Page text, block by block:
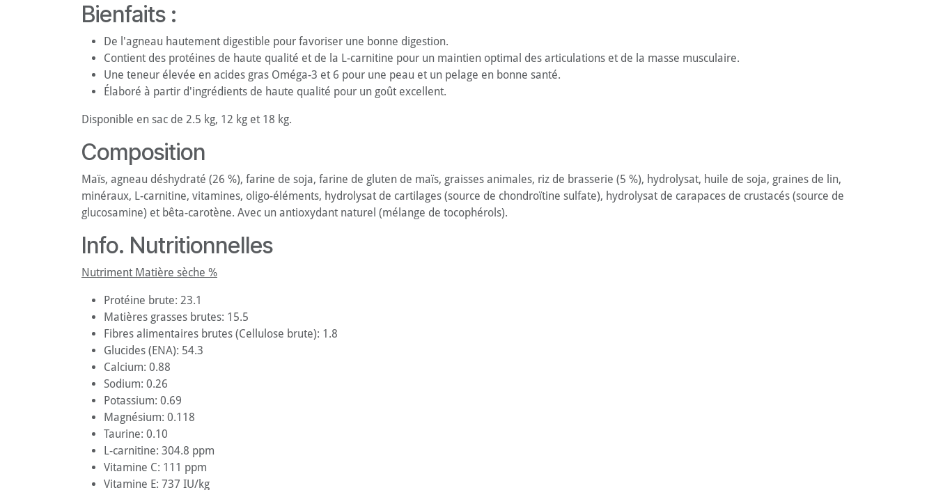
Bienfaits :
De l'agneau hautement digestible pour favoriser une bonne digestion.
Contient des protéines de haute qualité et de la L-carnitine pour un maintien optimal des articulations et de la masse musculaire.
Une teneur élevée en acides gras Oméga-3 et 6 pour une peau et un pelage en bonne santé.
Élaboré à partir d'ingrédients de haute qualité pour un goût excellent.
Disponible en sac de 2.5 kg, 12 kg et 18 kg.
Composition
Maïs, agneau déshydraté (26 %), farine de soja, farine de gluten de maïs, graisses animales, riz de brasserie (5 %), hydrolysat, huile de soja, graines de lin,
minéraux, L-carnitine, vitamines, oligo-éléments, hydrolysat de cartilages (source de chondroïtine sulfate), hydrolysat de carapaces de crustacés (source de
glucosamine) et bêta-carotène. Avec un antioxydant naturel (mélange de tocophérols).
Info. Nutritionnelles
Nutriment Matière sèche %
Protéine brute: 23.1
Matières grasses brutes: 15.5
Fibres alimentaires brutes (Cellulose brute): 1.8
Glucides (ENA): 54.3
Calcium: 0.88
Sodium: 0.26
Potassium: 0.69
Magnésium: 0.118
Taurine: 0.10
L-carnitine: 304.8 ppm
Vitamine C: 111 ppm
Vitamine E: 737 IU/kg